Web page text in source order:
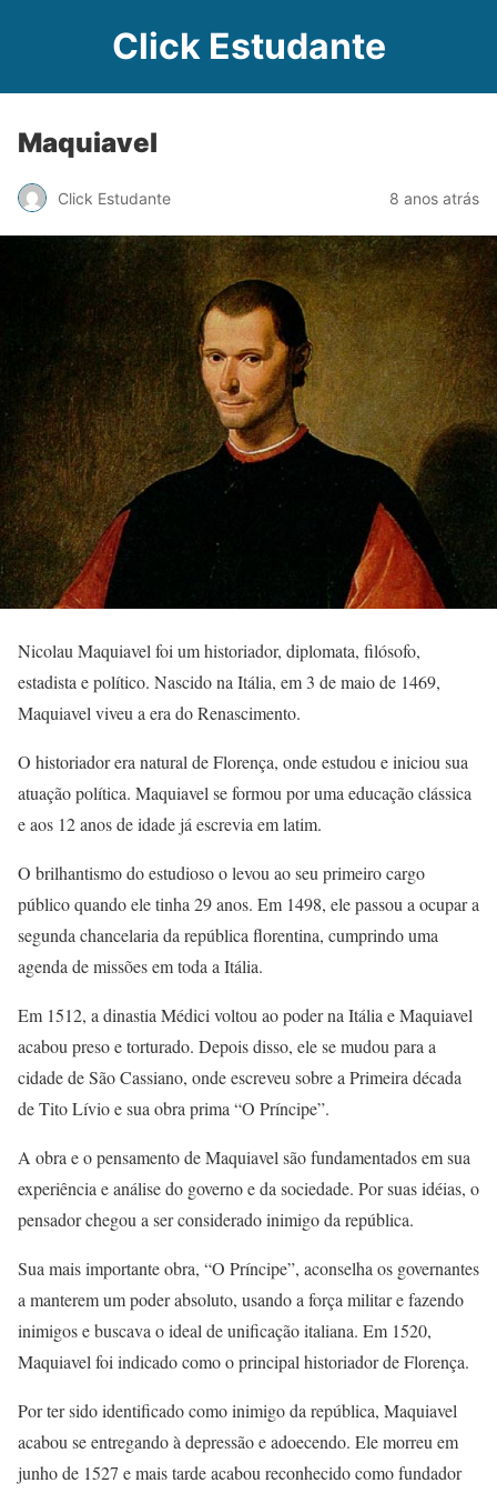
Click Estudante
Maquiavel
Click Estudante 8 anos atrás
Nicolau Maquiavel foi um historiador, diplomata, filósofo,
estadista e político. Nascido na Itália, em 3 de maio de 1469,
Maquiavel viveu a era do Renascimento.
O historiador era natural de Florença, onde estudou e iniciou sua
atuação política. Maquiavel se formou por uma educação clássica
e aos 12 anos de idade já escrevia em latim.
O brilhantismo do estudioso o levou ao seu primeiro cargo
público quando ele tinha 29 anos. Em 1498, ele passou a ocupar a
segunda chancelaria da república florentina, cumprindo uma
agenda de missões em toda a Itália.
Em 1512, a dinastia Médici voltou ao poder na Itália e Maquiavel
acabou preso e torturado. Depois disso, ele se mudou para a
cidade de São Cassiano, onde escreveu sobre a Primeira década
de Tito Lívio e sua obra prima “O Príncipe”.
A obra e o pensamento de Maquiavel são fundamentados em sua
experiência e análise do governo e da sociedade. Por suas idéias, o
pensador chegou a ser considerado inimigo da república.
Sua mais importante obra, “O Príncipe”, aconselha os governantes
a manterem um poder absoluto, usando a força militar e fazendo
inimigos e buscava o ideal de unificação italiana. Em 1520,
Maquiavel foi indicado como o principal historiador de Florença.
Por ter sido identificado como inimigo da república, Maquiavel
acabou se entregando à depressão e adoecendo. Ele morreu em
junho de 1527 e mais tarde acabou reconhecido como fundador